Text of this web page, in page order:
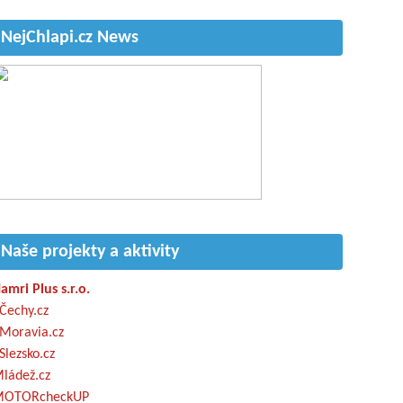
NejChlapi.cz News
Naše projekty a aktivity
Plus s.r.o.